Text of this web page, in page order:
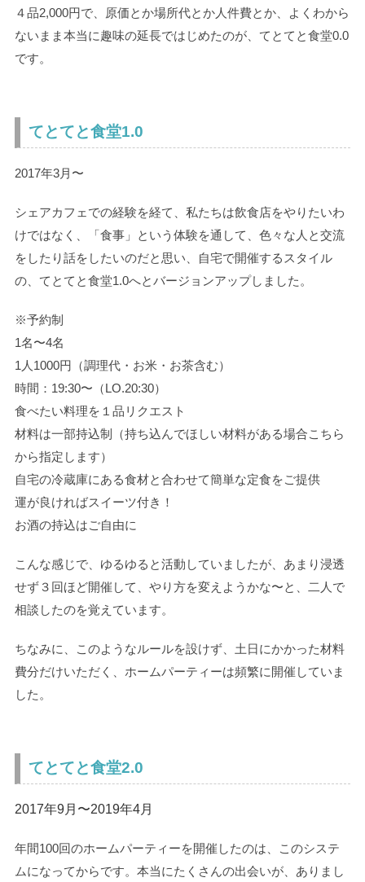
４品2,000円で、原価とか場所代とか人件費とか、よくわから
ないまま本当に趣味の延長ではじめたのが、てとてと食堂0.0
です。
てとてと食堂1.0
2017年3月〜
シェアカフェでの経験を経て、私たちは飲食店をやりたいわ
けではなく、「食事」という体験を通して、色々な人と交流
をしたり話をしたいのだと思い、自宅で開催するスタイル
の、てとてと食堂1.0へとバージョンアップしました。
※予約制
1名〜4名
1人1000円（調理代・お米・お茶含む）
時間：19:30〜（LO.20:30）
食べたい料理を１品リクエスト
材料は一部持込制（持ち込んでほしい材料がある場合こちら
から指定します）
自宅の冷蔵庫にある食材と合わせて簡単な定食をご提供
運が良ければスイーツ付き！
お酒の持込はご自由に
こんな感じで、ゆるゆると活動していましたが、あまり浸透
せず３回ほど開催して、やり方を変えようかな〜と、二人で
相談したのを覚えています。
ちなみに、このようなルールを設けず、土日にかかった材料
費分だけいただく、ホームパーティーは頻繁に開催していま
した。
てとてと食堂2.0
2017年9月〜2019年4月
年間100回のホームパーティーを開催したのは、このシステ
ムになってからです。本当にたくさんの出会いが、ありまし